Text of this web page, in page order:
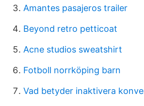
Amantes pasajeros trailer
Beyond retro petticoat
Acne studios sweatshirt
Fotboll norrköping barn
Vad betyder inaktivera